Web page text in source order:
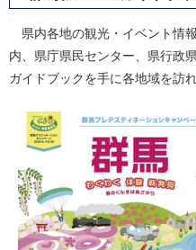
県内各地の観光・イベント情
内、県庁県民センター、県行政
ガイドブックを手に各地域を訪